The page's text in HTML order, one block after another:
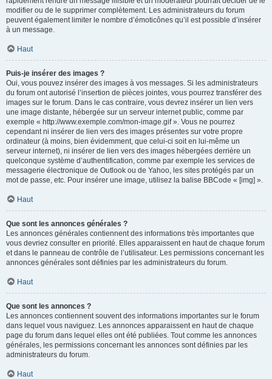
modifier ou de le supprimer complètement. Les administrateurs du forum
peuvent également limiter le nombre d’émoticônes qu’il est possible d’insérer
à un message.
Haut
Puis-je insérer des images ?
Oui, vous pouvez insérer des images à vos messages. Si les administrateurs
du forum ont autorisé l’insertion de pièces jointes, vous pourrez transférer des
images sur le forum. Dans le cas contraire, vous devrez insérer un lien vers
une image distante, hébergée sur un serveur internet public, comme par
exemple « http://www.exemple.com/mon-image.gif ». Vous ne pourrez
cependant ni insérer de lien vers des images présentes sur votre propre
ordinateur (à moins, bien évidemment, que celui-ci soit en lui-même un
serveur internet), ni insérer de lien vers des images hébergées derrière un
quelconque système d’authentification, comme par exemple les services de
messagerie électronique de Outlook ou de Yahoo, les sites protégés par un
mot de passe, etc. Pour insérer une image, utilisez la balise BBCode « [img] ».
Haut
Que sont les annonces générales ?
Les annonces générales contiennent des informations très importantes que
vous devriez consulter en priorité. Elles apparaissent en haut de chaque forum
et dans le panneau de contrôle de l’utilisateur. Les permissions concernant les
annonces générales sont définies par les administrateurs du forum.
Haut
Que sont les annonces ?
Les annonces contiennent souvent des informations importantes sur le forum
dans lequel vous naviguez. Les annonces apparaissent en haut de chaque
page du forum dans lequel elles ont été publiées. Tout comme les annonces
générales, les permissions concernant les annonces sont définies par les
administrateurs du forum.
Haut